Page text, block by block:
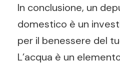
In conclusione, un
domestico è un
per il benessere del
L’acqua è un